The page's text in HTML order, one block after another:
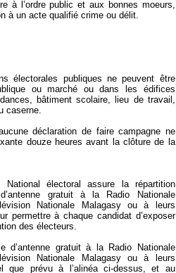
à l’ordre public et aux bonnes moeurs,
à un acte qualifié crime ou délit.
électorales publiques ne peuvent être
ou marché ou dans les édifices
bâtiment scolaire, lieu de travail,
caserne.
déclaration de faire campagne ne
douze heures avant la clôture de la
électoral assure la répartition
gratuit à la Radio Nationale
Nationale Malagasy ou à leurs
permettre à chaque candidat d’exposer
des électeurs.
d’antenne gratuit à la Radio Nationale
Nationale Malagasy ou à leurs
que prévu à l’alinéa ci-dessus, et au